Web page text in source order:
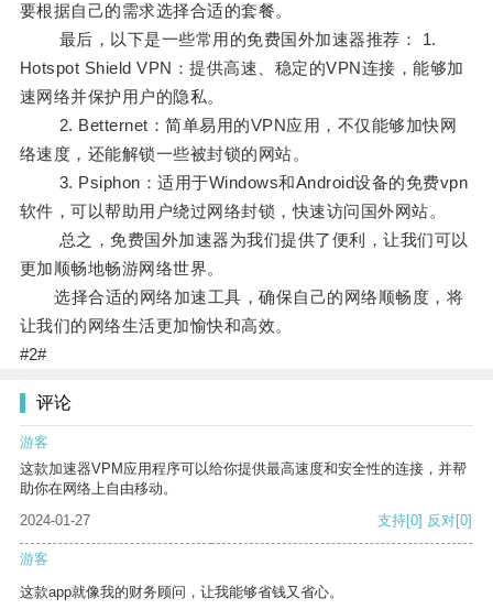
要根据自己的需求选择合适的套餐。
最后，以下是一些常用的免费国外加速器推荐： 1.
Hotspot Shield VPN：提供高速、稳定的VPN连接，能够加
速网络并保护用户的隐私。
2. Betternet：简单易用的VPN应用，不仅能够加快网
络速度，还能解锁一些被封锁的网站。
3. Psiphon：适用于Windows和Android设备的免费vpn
软件，可以帮助用户绕过网络封锁，快速访问国外网站。
总之，免费国外加速器为我们提供了便利，让我们可以
更加顺畅地畅游网络世界。
选择合适的网络加速工具，确保自己的网络顺畅度，将
让我们的网络生活更加愉快和高效。
#2#
评论
游客
这款加速器VPM应用程序可以给你提供最高速度和安全性的连接，并帮
助你在网络上自由移动。
2024-01-27
支持[0] 反对[0]
游客
这款app就像我的财务顾问，让我能够省钱又省心。